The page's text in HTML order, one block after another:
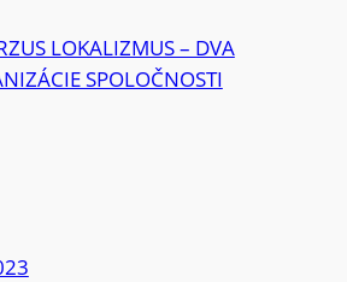
LOKALIZMUS – DVA
SPOLOČNOSTI